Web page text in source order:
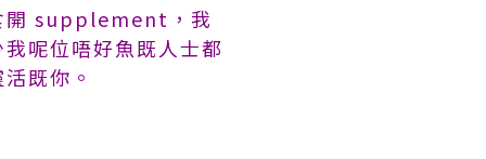
開 supplement，我
呢位唔好魚既人士都
既你。